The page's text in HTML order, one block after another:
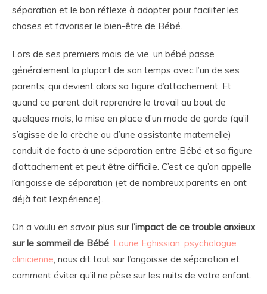
séparation et le bon réflexe à adopter pour faciliter les
choses et favoriser le bien-être de Bébé.
Lors de ses premiers mois de vie, un bébé passe
généralement la plupart de son temps avec l’un de ses
parents, qui devient alors sa figure d’attachement. Et
quand ce parent doit reprendre le travail au bout de
quelques mois, la mise en place d’un mode de garde (qu’il
s’agisse de la crèche ou d’une assistante maternelle)
conduit de facto à une séparation entre Bébé et sa figure
d’attachement et peut être difficile. C’est ce qu’on appelle
l’angoisse de séparation (et de nombreux parents en ont
déjà fait l’expérience).
On a voulu en savoir plus sur l’impact de ce trouble anxieux
sur le sommeil de Bébé. Laurie Eghissian, psychologue
clinicienne, nous dit tout sur l’angoisse de séparation et
comment éviter qu’il ne pèse sur les nuits de votre enfant.